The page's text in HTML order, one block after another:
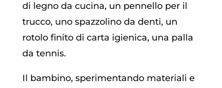
di legno da cucina, un pennello per il
trucco, uno spazzolino da denti, un
rotolo finito di carta igienica, una palla
da tennis.
Il bambino, sperimentando materiali e